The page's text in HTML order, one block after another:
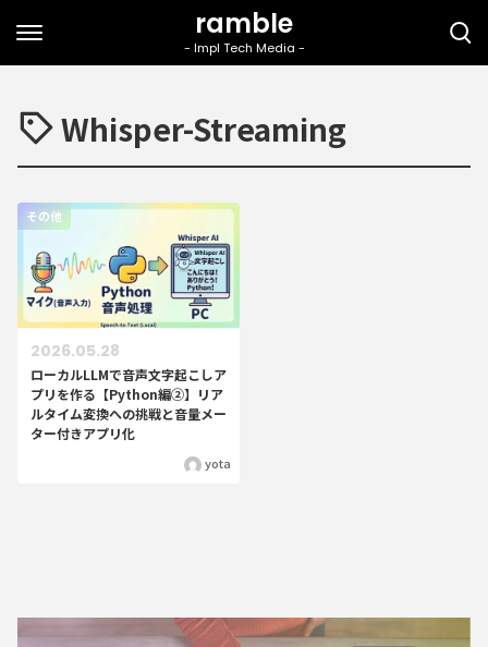
Whisper-Streaming
その他
ローカルLLMで音声文字起こしア
プリを作る【Python編②】リア
ルタイム変換への挑戦と音量メー
ター付きアプリ化
2026.05.28
yota